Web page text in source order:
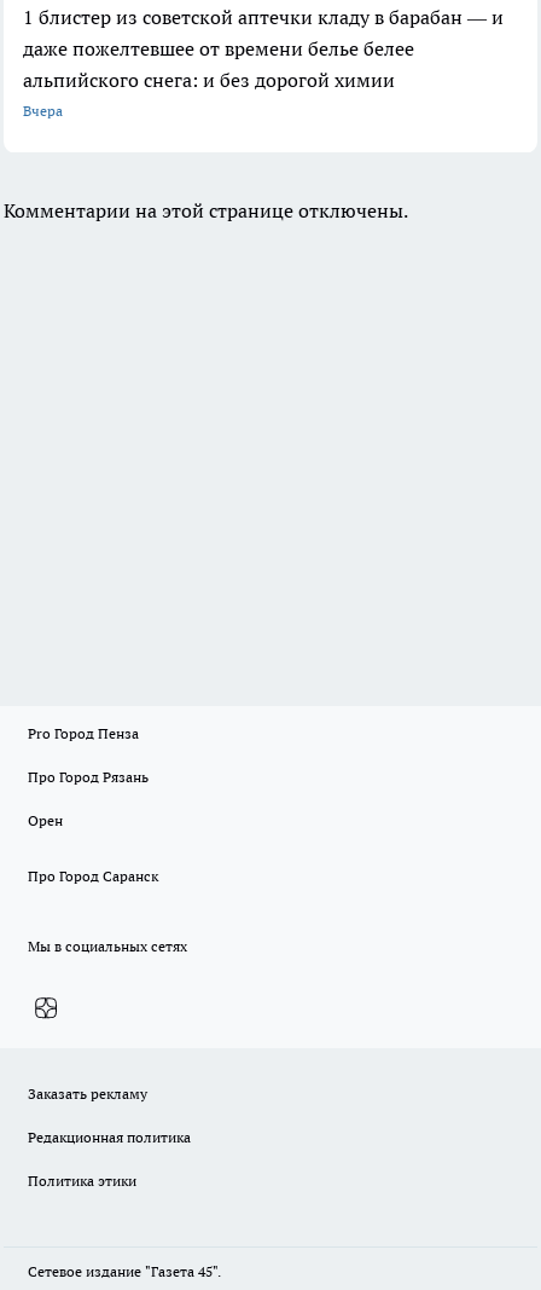
1 блистер из советской аптечки кладу в барабан — и
даже пожелтевшее от времени белье белее
альпийского снега: и без дорогой химии
Вчера
Комментарии на этой странице отключены.
Pro Город Пенза
Про Город Рязань
Орен
Про Город Саранск
Мы в социальных сетях
Заказать рекламу
Редакционная политика
Политика этики
Сетевое издание "Газета 45".